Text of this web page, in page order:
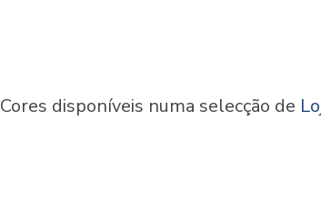
Cores disponíveis numa selecção de